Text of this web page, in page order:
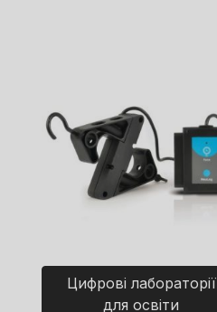
Цифрові лабораторії
для освіти